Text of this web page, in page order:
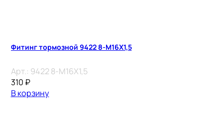
Фитинг тормозной 9422 8-M16X1,5
Арт.: 9422 8-M16X1,5
310 ₽
В корзину